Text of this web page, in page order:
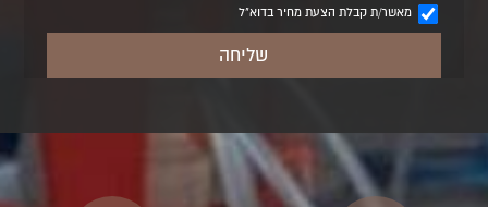
מאשר/ת קבלת הצעת מחיר בדוא"ל